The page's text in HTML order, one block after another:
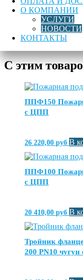
О КОМПАНИИ
УСЛУГИ
НОВОСТИ
КОНТАКТЫ
Пожарный гидрант
Метка:Пожарный
С этим
ППФ150
с ЦПП
26 220,00 руб В
ППФ100
с ЦПП
20 410,00 руб В
Тройник
200 PN10